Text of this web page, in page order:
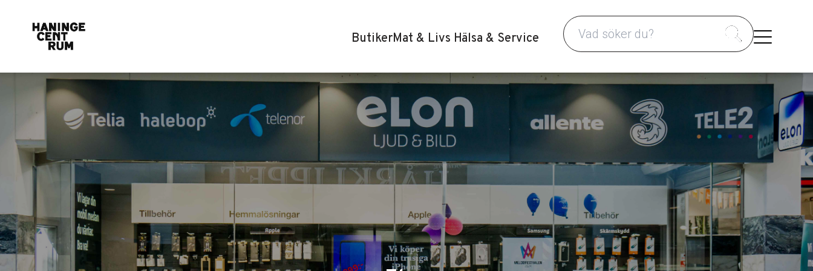
ButikerMat & Livs Hälsa & Service
Search for: